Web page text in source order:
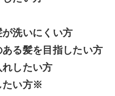
が洗いにくい方
ある髪を目指したい方
れしたい方
たい方※